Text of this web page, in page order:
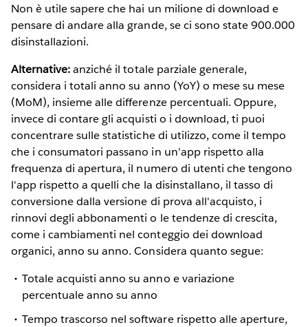
Non è utile sapere che hai un milione di download e
pensare di andare alla grande, se ci sono state 900.000
disinstallazioni.
Alternative:anziché il totale parziale generale,
considera i totali anno su anno (YoY) o mese su mese
(MoM), insieme alle differenze percentuali. Oppure,
invece di contare gli acquisti o i download, ti puoi
concentrare sulle statistiche di utilizzo, come il tempo
che i consumatori passano in un'app rispetto alla
frequenza di apertura, il numero di utenti che tengono
l'app rispetto a quelli che la disinstallano, il tasso di
conversione dalla versione di prova all'acquisto, i
rinnovi degli abbonamenti o le tendenze di crescita,
come i cambiamenti nel conteggio dei download
organici, anno su anno. Considera quanto segue:
Totale acquisti anno su anno e variazione
percentuale anno su anno
Tempo trascorso nel software rispetto alle aperture,